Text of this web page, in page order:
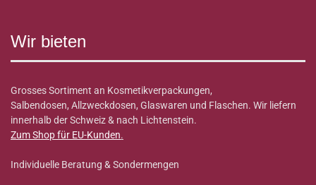
Wir bieten
Grosses Sortiment an Kosmetikverpackungen,
Salbendosen, Allzweckdosen, Glaswaren und Flaschen. Wir liefern
innerhalb der Schweiz & nach Lichtenstein.
Zum Shop für EU-Kunden.
Individuelle Beratung & Sondermengen